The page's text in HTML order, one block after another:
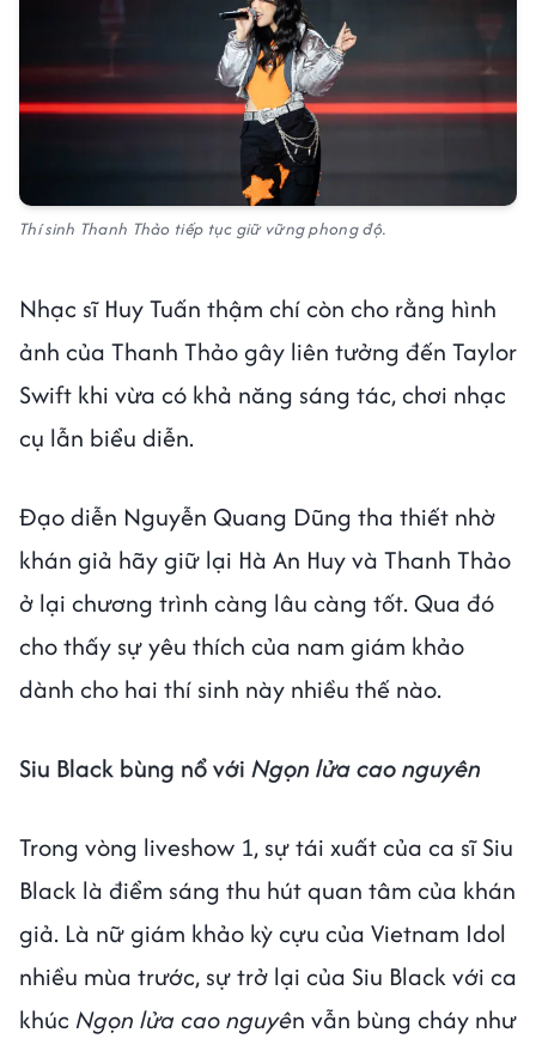
Thí sinh Thanh Thảo tiếp tục giữ vững phong độ.
Nhạc sĩ Huy Tuấn thậm chí còn cho rằng hình
ảnh của Thanh Thảo gây liên tưởng đến Taylor
Swift khi vừa có khả năng sáng tác, chơi nhạc
cụ lẫn biểu diễn.
Đạo diễn Nguyễn Quang Dũng tha thiết nhờ
khán giả hãy giữ lại Hà An Huy và Thanh Thảo
ở lại chương trình càng lâu càng tốt. Qua đó
cho thấy sự yêu thích của nam giám khảo
dành cho hai thí sinh này nhiều thế nào.
Siu Black bùng nổ với Ngọn lửa cao nguyên
Trong vòng liveshow 1, sự tái xuất của ca sĩ Siu
Black là điểm sáng thu hút quan tâm của khán
giả. Là nữ giám khảo kỳ cựu của Vietnam Idol
nhiều mùa trước, sự trở lại của Siu Black với ca
khúc Ngọn lửa cao nguyên vẫn bùng cháy như